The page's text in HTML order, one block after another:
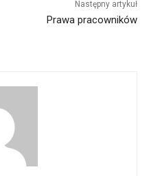
Następny artykuł
Prawa pracowników